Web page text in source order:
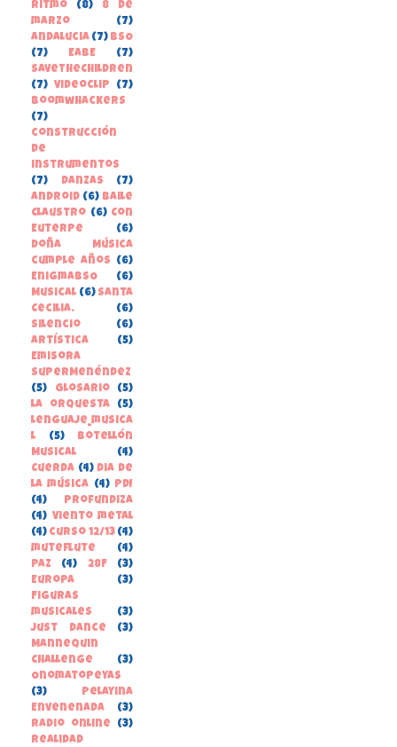
Ritmo (8)
8 de
marzo
(7)
Andalucia (7) BSO
(7)
EABE
(7)
SaveTheChildren
(7) Videoclip
(7)
boomwhackers
(7)
construcción
de
instrumentos
(7)
danzas
(7)
Android (6) Baile
Claustro (6) Con
Euterpe
(6)
Doña Música
cumple años
(6)
EnigmaBSO
(6)
Musical (6) Santa
Cecilia.
(6)
Silencio
(6)
Artística
(5)
Emisora
SuperMenéndez
(5)
Glosario
(5)
la orquesta
(5)
lenguaje_musica
l
(5)
Botellón
Musical
(4)
Cuerda (4) Dia de
la música (4) PDI
(4)
Profundiza
(4) Viento metal
(4) curso 12/13 (4)
muteflute
(4)
paz
(4) 28F
(3)
Europa
(3)
Figuras
musicales
(3)
Just Dance
(3)
Mannequin
Challenge
(3)
Onomatopeyas
(3)
Pelayina
Envenenada
(3)
Radio online
(3)
Realidad